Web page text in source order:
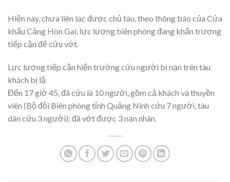
Hiện nay, chưa liên lạc được chủ tàu, theo thông báo của Cửa
khẩu Cảng Hòn Gai, lực lượng biên phòng đang khẩn trương
tiếp cận để cứu vớt.
Lực lượng tiếp cận hiện trường cứu người bị nạn trên tàu
khách bị lậ
Đến 17 giờ 45, đã cứu là 10 người, gồm cả khách và thuyền
viên (Bộ đội Biên phòng tỉnh Quảng Ninh cứu 7 người, tàu
dân cứu 3 người); đã vớt được 3 nạn nhân.